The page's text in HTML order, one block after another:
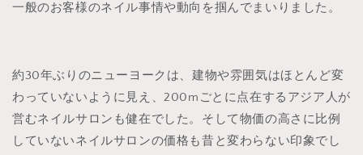
一般のお客様のネイル事情や動向を掴んでまいりました。
約30年ぶりのニューヨークは、建物や雰囲気はほとんど変
わっていないように見え、200mごとに点在するアジア人が
営むネイルサロンも健在でした。そして物価の高さに比例
していないネイルサロンの価格も昔と変わらない印象でし